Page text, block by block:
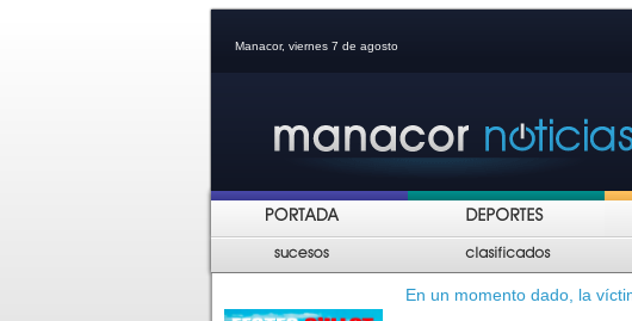
Manacor, viernes 7 de agosto
En un momento dado, la